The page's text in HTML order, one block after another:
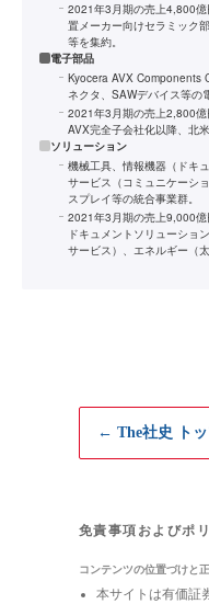
2021年3月期の売上4,800
置メーカー向けセラミック
等を集約。
電子部品
Kyocera AVX Components
ネクタ、SAWデバイス等の
2021年3月期の売上2,800
AVX完全子会社化以降、北
ソリューション
機械工具、情報機器（ドキ
サービス（コミュニケーシ
スプレイ等の統合事業群。
2021年3月期の売上9,000億
ドキュメントソリューショ
サービス）、エネルギー（
← The社史 ト
免責事項およびポ
コンテンツの位置づけと
本サイトは有価証